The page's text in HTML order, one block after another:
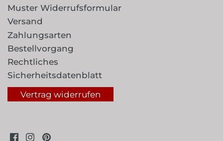
Muster Widerrufsformular
Versand
Zahlungsarten
Bestellvorgang
Rechtliches
Sicherheitsdatenblatt
Vertrag widerrufen